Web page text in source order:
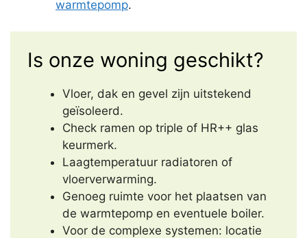
warmtepomp.
Is onze woning geschikt?
Vloer, dak en gevel zijn uitstekend
geïsoleerd.
Check ramen op triple of HR++ glas
keurmerk.
Laagtemperatuur radiatoren of
vloerverwarming.
Genoeg ruimte voor het plaatsen van
de warmtepomp en eventuele boiler.
Voor de complexe systemen: locatie